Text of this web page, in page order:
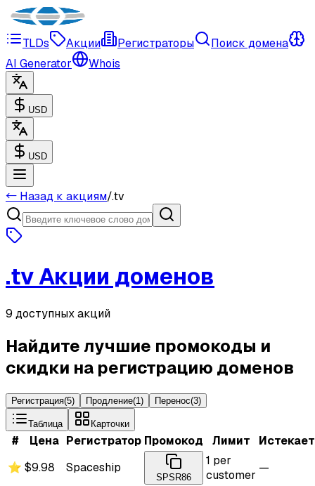
TLDs Акции Регистраторы
Поиск домена
AI Generator
Whois
USD
USD
← Назад к акциям/.tv
.tvАкции доменов
9 доступных акций
Найдите лучшие промокоды и
скидки на регистрацию доменов
Регистрация(5) Продление(1) Перенос(3)
Таблица Карточки
# Цена Регистратор Промокод Лимит
Истекает
⭐ $9.98 Spaceship
SPSR86
1 per
customer
—